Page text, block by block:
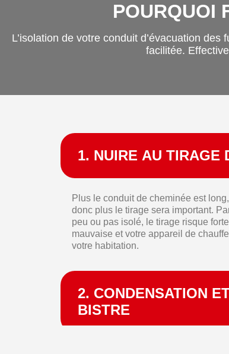
POURQUOI
L’isolation de votre conduit d’évacuation
facilitée.
1. NUIRE AU TIRAGE
Plus le conduit de cheminée est
donc plus le tirage sera important.
peu ou pas isolé, le tirage risque
mauvaise et votre appareil de
votre habitation.
2. CONDENSATION
BISTRE